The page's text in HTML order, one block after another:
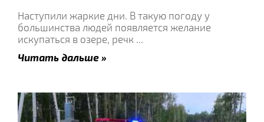
Наступили жаркие дни. В такую погоду у
большинства людей появляется желание
искупаться в озере, речк ...
Читать дальше »